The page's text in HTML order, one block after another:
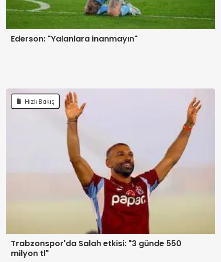
Ederson: "Yalanlara inanmayın"
Hızlı Bakış
Trabzonspor'da Salah etkisi: "3 günde 550
milyon tl"